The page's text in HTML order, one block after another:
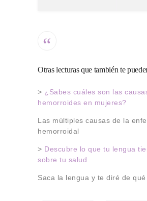
Otras lecturas que también te
> ¿Sabes cuáles son las
hemorroides en mujeres?
Las múltiples causas de la
hemorroidal
> Descubre lo que tu lengua
sobre tu salud
Saca la lengua y te diré de